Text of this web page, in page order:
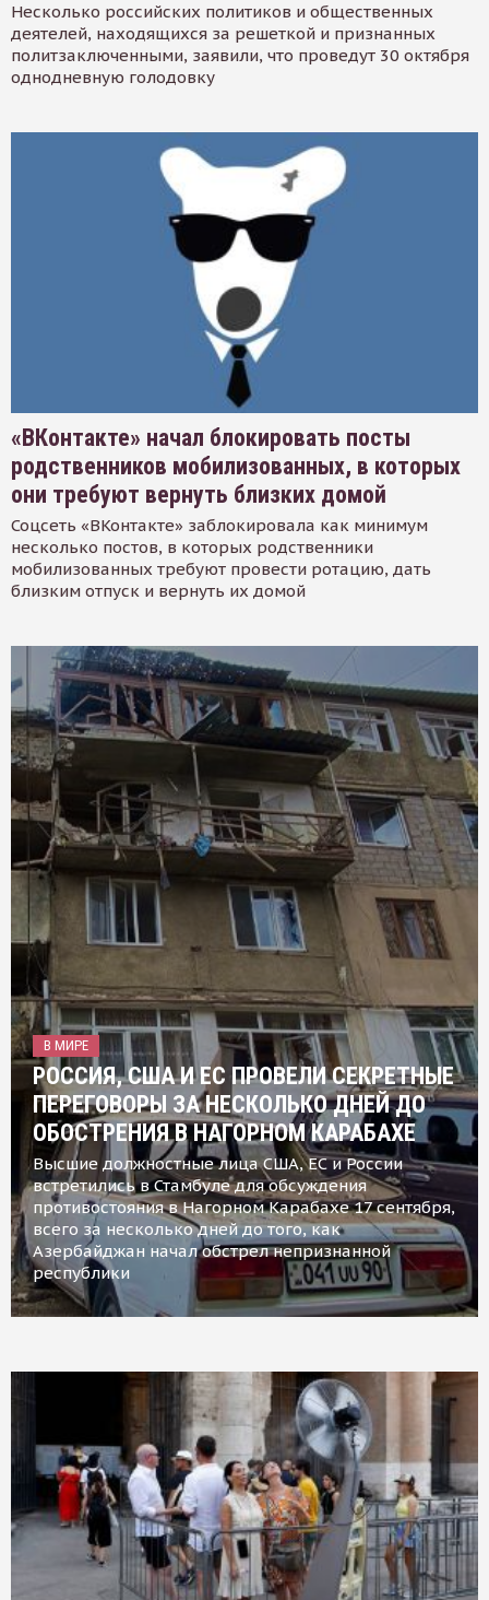
Несколько российских политиков и общественных
деятелей, находящихся за решеткой и признанных
политзаключенными, заявили, что проведут 30 октября
однодневную голодовку
«ВКонтакте» начал блокировать посты
родственников мобилизованных, в которых
они требуют вернуть близких домой
Соцсеть «ВКонтакте» заблокировала как минимум
несколько постов, в которых родственники
мобилизованных требуют провести ротацию, дать
близким отпуск и вернуть их домой
В МИРЕ
РОССИЯ, США И ЕС ПРОВЕЛИ СЕКРЕТНЫЕ
ПЕРЕГОВОРЫ ЗА НЕСКОЛЬКО ДНЕЙ ДО
ОБОСТРЕНИЯ В НАГОРНОМ КАРАБАХЕ
Высшие должностные лица США, ЕС и России
встретились в Стамбуле для обсуждения
противостояния в Нагорном Карабахе 17 сентября,
всего за несколько дней до того, как
Азербайджан начал обстрел непризнанной
республики